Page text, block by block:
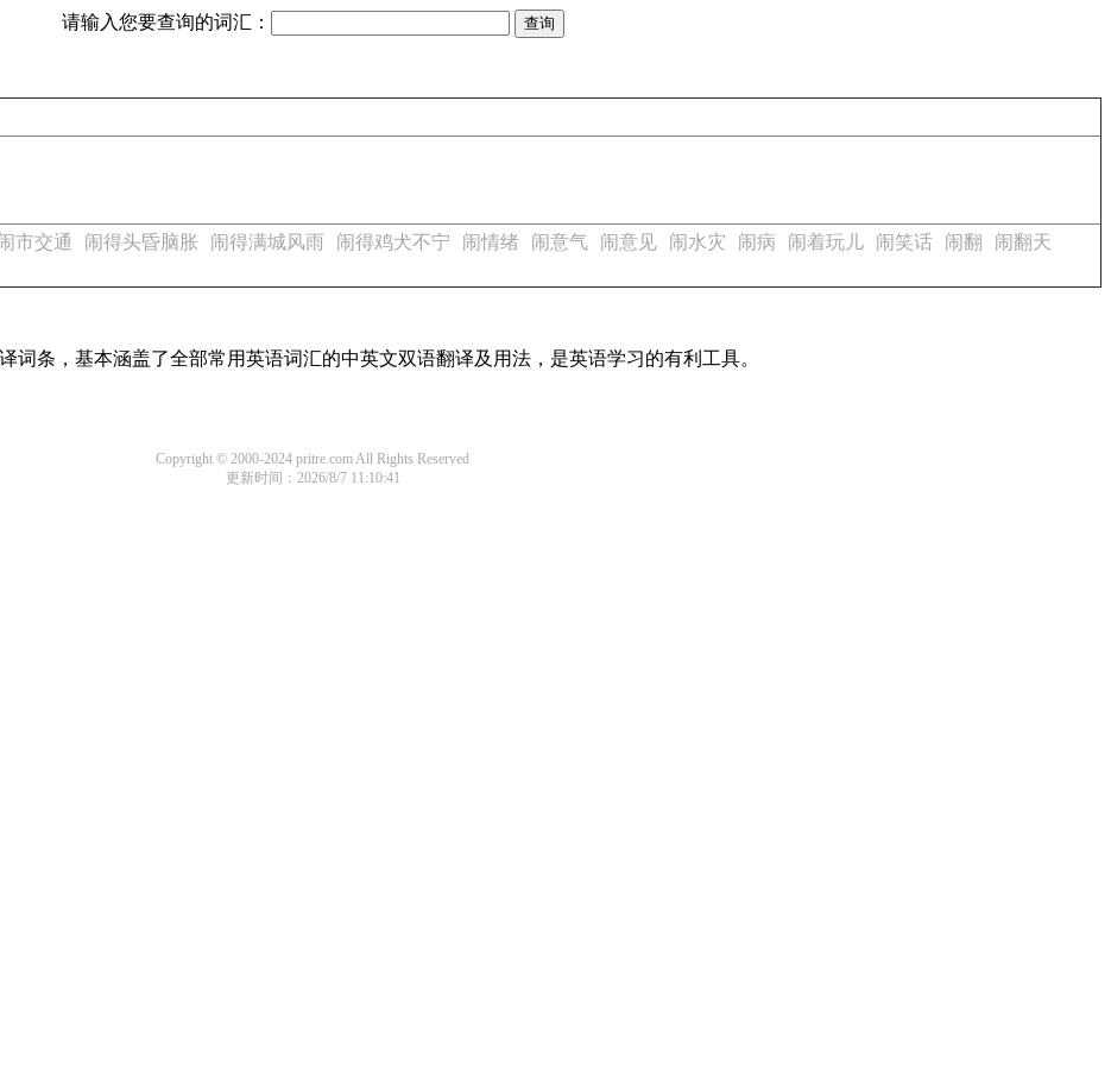
请输入您要查询的词汇：
市交通 闹得头昏脑胀 闹得满城风雨 闹得鸡犬不宁 闹情绪 闹意气 闹意见 闹水灾 闹病 闹着玩儿 闹笑话 闹翻
闹翻天
词条，基本涵盖了全部常用英语词汇的中英文双语翻译及用法，是英语学习的有利工具。
Copyright © 2000-2024 pritre.com All Rights Reserved
更新时间：2026/8/7 11:10:41